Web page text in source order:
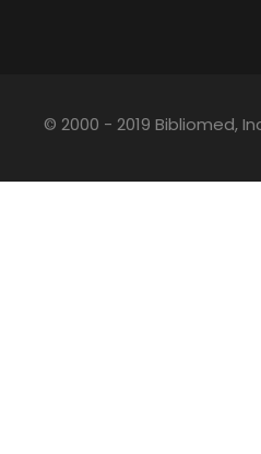
© 2000 - 2019 Bibliomed,